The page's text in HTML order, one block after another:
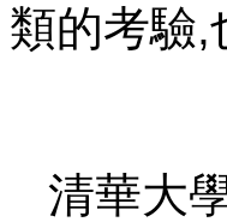
類的考驗,
清華大